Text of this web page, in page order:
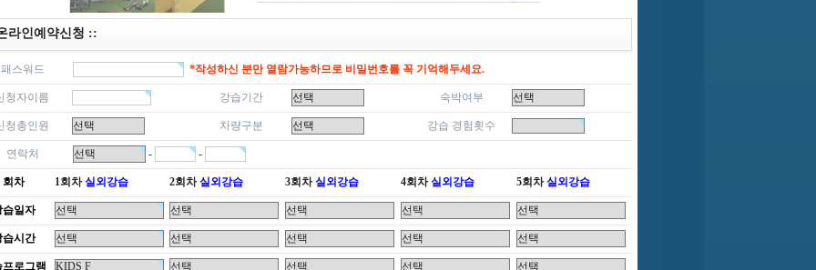
라인예약신청 ::
패스워드 *작성하신 분만 열람가능하므로 비밀번호를 꼭 기억해두세요.
청자이름 강습기간 숙박여부
청총인원 차량구분 강습 경험횟수
연락처 - -
회차 1회차실외강습 2회차실외강습 3회차실외강습 4회차실외강습 5회차실외강습
습일자
습시간
로그램